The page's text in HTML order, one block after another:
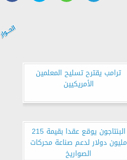
ترامب يقترح تسليح المعلمين
الأمريكيين
البنتاجون يوقع عقدا بقيمة 215
مليون دولار لدعم صناعة محركات
الصواريخ